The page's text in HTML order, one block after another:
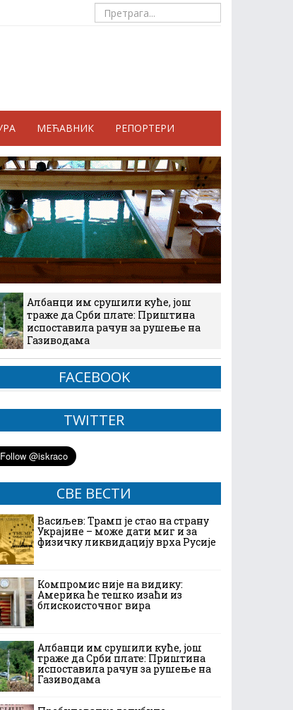
МЕЋАВНИК РЕПОРТЕРИ
Албанци им срушили куће, још
траже да Срби плате: Приштина
испоставила рачун за рушење на
Газиводама
FACEBOOK
TWITTER
СВЕ ВЕСТИ
Васиљев: Трамп је стао на страну
Украјине – може дати миг и за
физичку ликвидацију врха Русије
Компромис није на видику:
Америка ће тешко изаћи из
блискоисточног вира
Албанци им срушили куће, још
траже да Срби плате: Приштина
испоставила рачун за рушење на
Газиводама